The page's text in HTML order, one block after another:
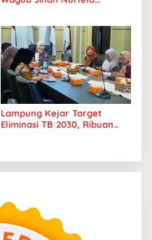
Era Digital
Lampung Kejar Target
Eliminasi TB 2030, Ribuan